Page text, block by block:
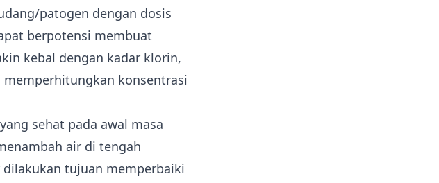
patogen dengan dosis
berpotensi membuat
kebal dengan kadar klorin,
memperhitungkan konsentrasi
sehat pada awal masa
air di tengah
tujuan memperbaiki